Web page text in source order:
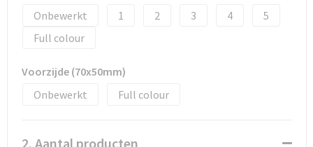
Onbewerkt
1 2 3 4
5
Full colour
Voorzijde (70x50mm)
Onbewerkt
Full colour
2. Aantal producten